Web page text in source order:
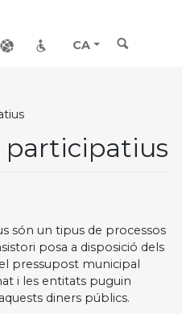
CA
participatius
són un tipus de processos
posa a disposició dels
pressupost municipal
i les entitats puguin
diners públics.